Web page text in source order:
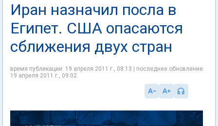
Иран назначил посла в
Египет. США опасаются
сближения двух стран
время публикации: 19 апреля 2011 г., 08:13 | последнее обновление:
19 апреля 2011 г., 09:02